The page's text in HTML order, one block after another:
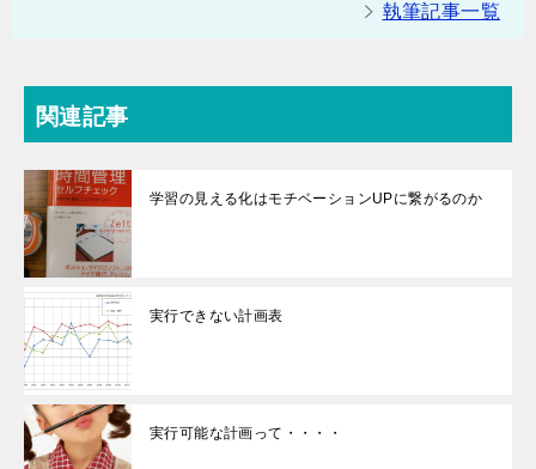
執筆記事一覧
関連記事
学習の見える化はモチベーションUPに繋がるのか
実行できない計画表
実行可能な計画って・・・・